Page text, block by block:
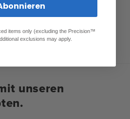
um sie zu bräunen oder
unseren
items only (excluding the Precision™
exclusions may apply.